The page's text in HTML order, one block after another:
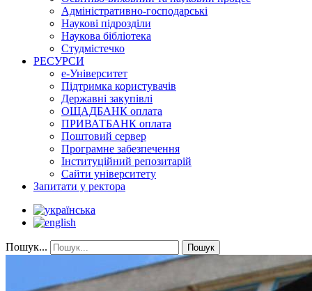
Адміністративно-господарські
Наукові підрозділи
Наукова бібліотека
Студмістечко
РЕСУРСИ
е-Університет
Підтримка користувачів
Державні закупівлі
ОЩАДБАНК оплата
ПРИВАТБАНК оплата
Поштовий сервер
Програмне забезпечення
Інституційний репозитарій
Сайти університету
Запитати у ректора
Пошук... Пошук